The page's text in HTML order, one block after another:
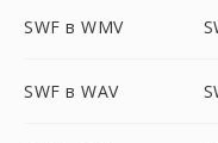
SWF в WMV
SWF в WAV